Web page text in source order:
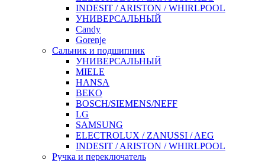
INDESIT / ARISTON / WHIRLPOOL
УНИВЕРСАЛЬНЫЙ
Candy
Gorenje
Сальник и подшипник
УНИВЕРСАЛЬНЫЙ
MIELE
HANSA
BEKO
BOSCH/SIEMENS/NEFF
LG
SAMSUNG
ELECTROLUX / ZANUSSI / AEG
INDESIT / ARISTON / WHIRLPOOL
Ручка и переключатель